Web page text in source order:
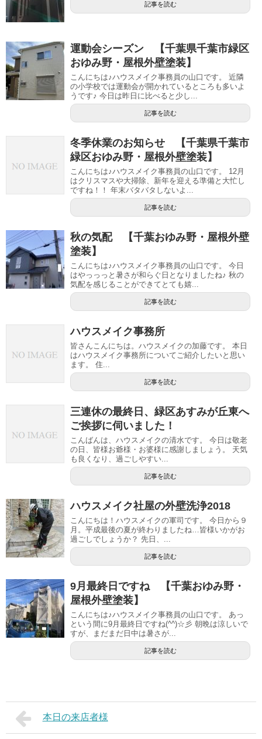
記事を読む
運動会シーズン 【千葉県千葉市緑区
おゆみ野・屋根外壁塗装】
こんにちは♪ハウスメイク事務員の山口です。 近隣
の小学校では運動会が開かれているところも多いよ
うです♪ 今日は昨日に比べると少し...
記事を読む
冬季休業のお知らせ 【千葉県千葉市
緑区おゆみ野・屋根外壁塗装】
こんにちは♪ハウスメイク事務員の山口です。 12月
はクリスマスや大掃除、新年を迎える準備と大忙し
ですね！！ 年末バタバタしないよ...
記事を読む
秋の気配 【千葉おゆみ野・屋根外壁
塗装】
こんにちは♪ハウスメイク事務員の山口です。 今日
はやっっっと暑さが和らぐ日となりましたね♪ 秋の
気配を感じることができてとても嬉...
記事を読む
ハウスメイク事務所
皆さんこんにちは。ハウスメイクの加藤です。 本日
はハウスメイク事務所についてご紹介したいと思い
ます。 住...
記事を読む
三連休の最終日、緑区あすみが丘東へ
ご挨拶に伺いました！
こんばんは、ハウスメイクの清水です。 今日は敬老
の日、皆様お爺様・お婆様に感謝しましょう。 天気
も良くなり、過ごしやすい...
記事を読む
ハウスメイク社屋の外壁洗浄2018
こんにちは！ハウスメイクの軍司です。 今日から９
月。平成最後の夏が終わりましたね…皆様いかがお
過ごしでしょうか？ 先日、...
記事を読む
9月最終日ですね 【千葉おゆみ野・
屋根外壁塗装】
こんにちは♪ハウスメイク事務員の山口です。 あっ
という間に9月最終日ですね(^^)☆彡 朝晩は涼しいで
すが、まだまだ日中は暑さが...
記事を読む
本日の来店者様